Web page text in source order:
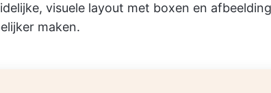
visuele layout met boxen en
maken.